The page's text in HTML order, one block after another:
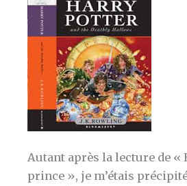
Autant après la lecture de «
prince », je m’étais